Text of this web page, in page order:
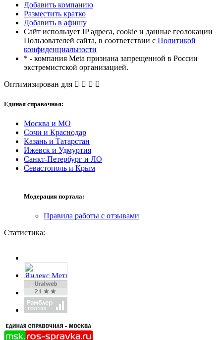
Добавить компанию
Разместить кратко
Добавить в афишу
Сайт использует IP адреса, cookie и данные геолокации
Пользователей сайта, в соответствии с Политикой
конфиденциальности
* - компания Meta признана запрещенной в России
экстремистской организацией.
Оптимизирован для
Единая справочная:
Москва и МО
Сочи и Краснодар
Казань и Татарстан
Ижевск и Удмуртия
Санкт-Петербург и ЛО
Севастополь и Крым
Модерация портала:
Правила работы с отзывами
Статистика: